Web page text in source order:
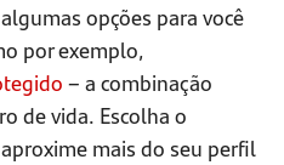
opções para você
por exemplo,
– a combinação
de vida. Escolha o
mais do seu perfil